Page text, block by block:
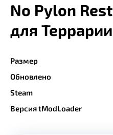
No Pylon
для Террарии
Размер
Обновлено
Steam
Версия tModLoader